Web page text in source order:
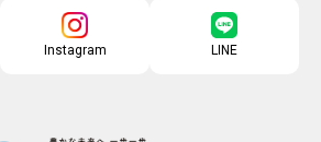
Instagram LINE